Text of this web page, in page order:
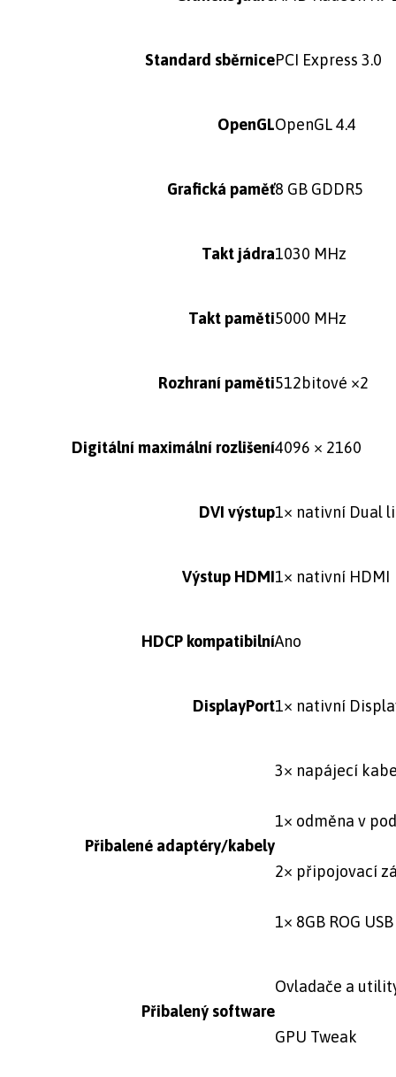
Standard sběrnicePCI Express 3.0
OpenGLOpenGL 4.4
Grafická paměť8 GB GDDR5
Takt jádra1030 MHz
Takt paměti5000 MHz
Rozhraní paměti512bitové ×2
Digitální maximální rozlišení4096 × 2160
DVI výstup1× nativní Dual
Výstup HDMI1× nativní HDMI
HDCP kompatibilníAno
DisplayPort1× nativní
Přibalené adaptéry/kabely
3× napájecí
1× odměna v
2× připojovací
1× 8GB ROG
Přibalený software
Ovladače a
GPU Tweak